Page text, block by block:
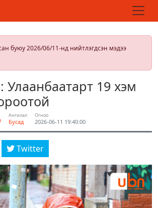
буюу 2026/06/11-нд нийтлэгдсэн мэдээ
19 хэм
Ангилал
Бусад
Огноо
2026-06-11 19:40:00
Twitter